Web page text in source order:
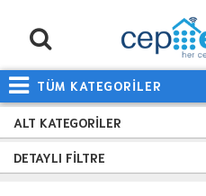
TÜM KATEGORİLER
ALT KATEGORILER
DETAYLI FILTRE